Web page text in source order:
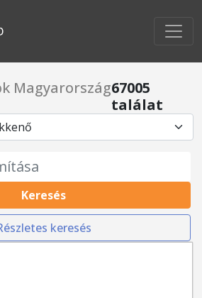
Magyarország67005
találat
Keresés
keresés